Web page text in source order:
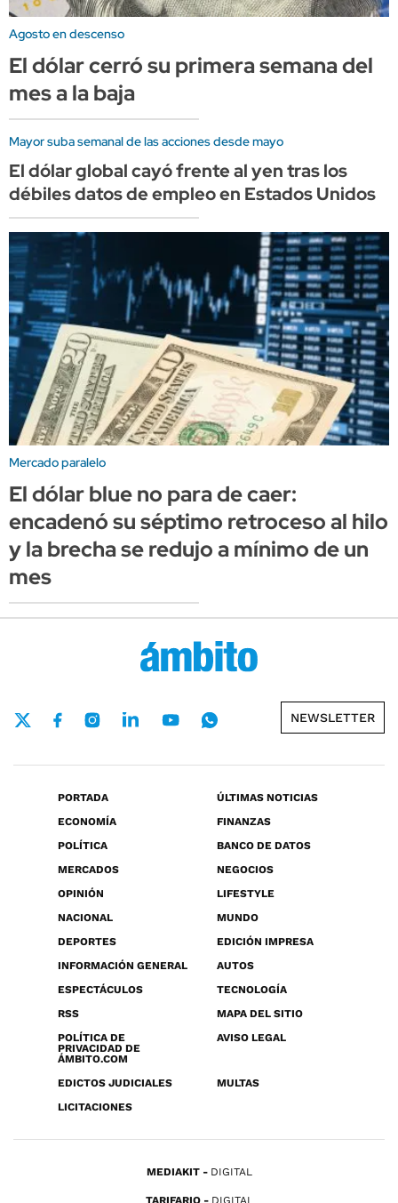
Agosto en descenso
El dólar cerró su primera semana del
mes a la baja
Mayor suba semanal de las acciones desde mayo
El dólar global cayó frente al yen tras los
débiles datos de empleo en Estados Unidos
Mercado paralelo
El dólar blue no para de caer:
encadenó su séptimo retroceso al hilo
y la brecha se redujo a mínimo de un
mes
NEWSLETTER
PORTADA
ÚLTIMAS NOTICIAS
ECONOMÍA
FINANZAS
POLÍTICA
BANCO DE DATOS
MERCADOS
NEGOCIOS
OPINIÓN
LIFESTYLE
NACIONAL
MUNDO
DEPORTES
EDICIÓN IMPRESA
INFORMACIÓN GENERAL
AUTOS
ESPECTÁCULOS
TECNOLOGÍA
RSS
MAPA DEL SITIO
POLÍTICA DE
PRIVACIDAD DE
ÁMBITO.COM
AVISO LEGAL
EDICTOS JUDICIALES
MULTAS
LICITACIONES
MEDIAKIT DIGITAL